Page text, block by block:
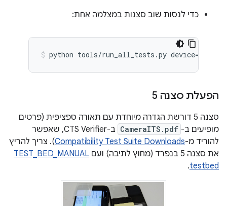
כדי לנסות שוב סצנות במצלמה אחת:
הפעלת סצנה 5
סצנה 5 דורשת הגדרה מיוחדת עם תאורה ספציפית (פרטים
מופיעים ב- CameraITS.pdf
ב-CTS Verifier, שאפשר
להוריד מ-Compatibility Test Suite Downloads). צריך להריץ
את סצנה 5 בנפרד (מחוץ לתיבה) ועם
TEST_BED_MANUAL
testbed
.